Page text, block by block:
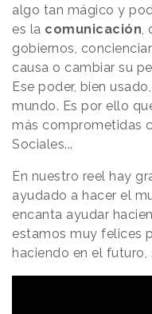
algo tan mágico y
es la comunicación,
gobiernos,
causa o cambiar su
Ese poder, bien
mundo. Es por ello
más comprometidas
Sociales...
En nuestro reel hay
ayudado a hacer el
encanta ayudar
estamos muy felices
haciendo en el futuro,